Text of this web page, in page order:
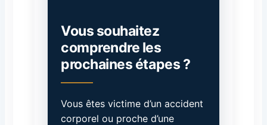
Vous souhaitez
comprendre les
prochaines étapes ?
Vous êtes victime d’un accident
corporel ou proche d’une